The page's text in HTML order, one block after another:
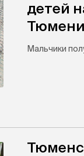
детей
Тюмени
Мальчики